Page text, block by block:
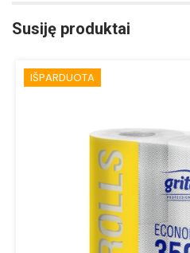
Susiję produktai
IŠPARDUOTA